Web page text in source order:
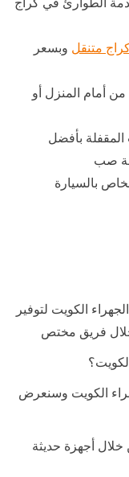
متنقل وبسعر
من أمام المنزل أو
بأفضل
صب
بالسيارة
الكويت لتوفير
فريق مختص
الكويت وسنعرض
أجهزة حديثة